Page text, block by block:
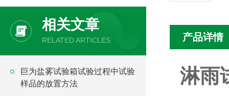
相关文章
RELATED ARTICLES
巨为盐雾试验箱试验过程中试验
样品的放置方法
产品详情
淋雨